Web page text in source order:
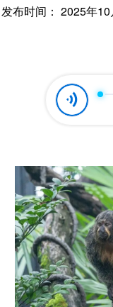
发布时间： 2025